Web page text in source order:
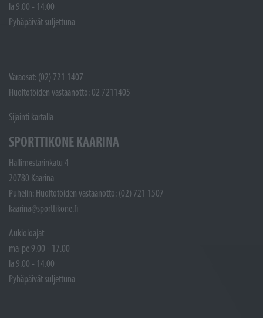
la 9.00 - 14.00
Pyhäpäivät suljettuna
Varaosat: (02) 721 1407
Huoltotöiden vastaanotto: 02 7211405
Sijainti kartalla
SPORTTIKONE KAARINA
Hallimestarinkatu 4
20780 Kaarina
Puhelin: Huoltotöiden vastaanotto: (02) 721 1507
kaarina@sporttikone.fi
Aukioloajat
ma-pe 9.00 - 17.00
la 9.00 - 14.00
Pyhäpäivät suljettuna